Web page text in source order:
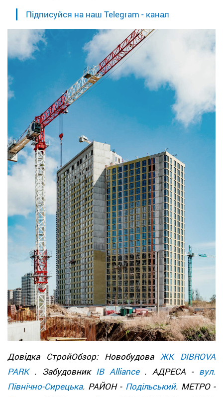
Підписуйся на наш Telegram - канал
Довідка СтройОбзор: Новобудова ЖК DIBROVA
PARK . Забудовник IB Alliance . АДРЕСА - вул.
Північно-Сирецька. РАЙОН - Подільський. МЕТРО -